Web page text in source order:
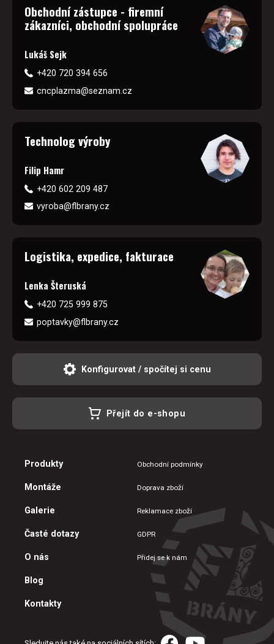
Obchodní zástupce - firemní
zákazníci, obchodní spolupráce
Lukáš Sejk
+420 720 394 656
cncplazma@seznam.cz
Technolog výroby
Filip Hamr
+420 602 209 487
vyroba@flbrany.cz
Logistika, expedice, fakturace
Lenka Šteruská
+420 725 999 875
poptavky@flbrany.cz
Konfigurovat / spočítej si cenu
Přejít do e-shopu
Produkty
Montáže
Galerie
Časté dotazy
O nás
Blog
Kontakty
Obchodní podmínky
Doprava zboží
Reklamace zboží
GDPR
Přidej se k nám